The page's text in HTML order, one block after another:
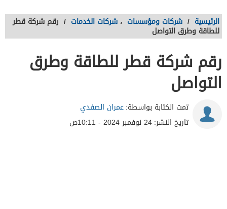
الرئيسية / شركات ومؤسسات ، شركات الخدمات / رقم شركة قطر
للطاقة وطرق التواصل
رقم شركة قطر للطاقة وطرق
التواصل
تمت الكتابة بواسطة:عمران الصفدي
تاريخ النشر:24 نوفمبر 2024 - 10:11ص